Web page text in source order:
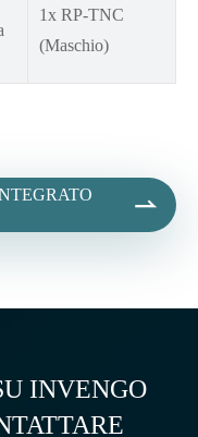
1x RP-TNC
(Maschio)

INVENGO